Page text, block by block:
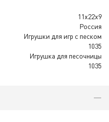
11x22x9
Россия
Игрушки для игр с песком
1035
Игрушка для песочницы
1035